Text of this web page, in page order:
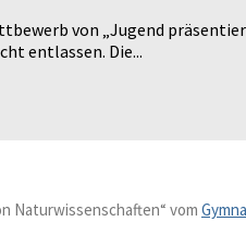
von „Jugend
entlassen. Die...
Naturwissenschaften“ vom